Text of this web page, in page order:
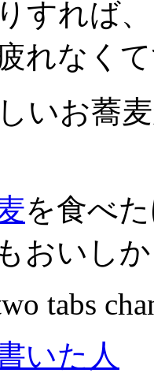
すれば、
れなく
いお蕎
を食べ
おいし
tabs
いた人